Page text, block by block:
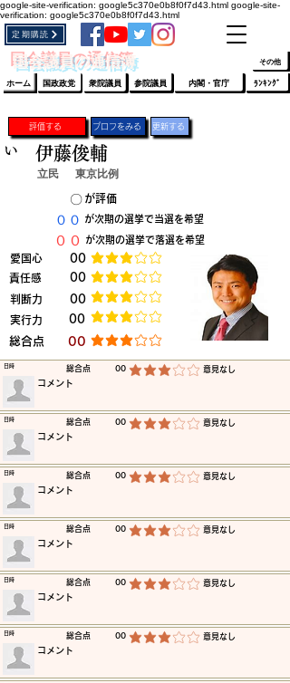
google-site-verification: google5c370e0b8f0f7d43.html google-site-
verification: google5c370e0b8f0f7d43.html
​国会議員の通信簿
定期購読
ホーム 国政政党 衆院議員 参院議員 ﾗﾝｷﾝｸﾞ
内閣・官庁
その他
評価する プロフをみる 更新する
立民 東京比例
​が評価
​が次期の選挙で当選を希望
​が次期の選挙で落選を希望
​愛国心 ​00 平均評価 3 /5
​責任感 ​00 平均評価 3 /5
​判断力 ​00 平均評価 3 /5
​実行力 ​00 平均評価 3 /5
​総合点 ​00 平均評価 3 /5
い 伊藤俊輔
​〇​
​００
​００
​総合点 00 平均評価 3 /5 ​意見なし
​日時
​コメント
​総合点 00 平均評価 3 /5 ​意見なし
​日時
​コメント
​総合点 00 平均評価 3 /5 ​意見なし
​日時
​コメント
​総合点 00 平均評価 3 /5 ​意見なし
​日時
​コメント
​総合点 00 平均評価 3 /5 ​意見なし
​日時
​コメント
​総合点 00 平均評価 3 /5 ​意見なし
​日時
​コメント